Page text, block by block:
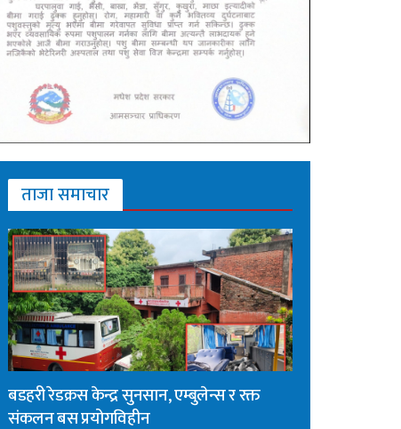
ताजा समाचार
बडहरी रेडक्रस केन्द्र सुनसान, एम्बुलेन्स र रक्त
संकलन बस प्रयोगविहीन